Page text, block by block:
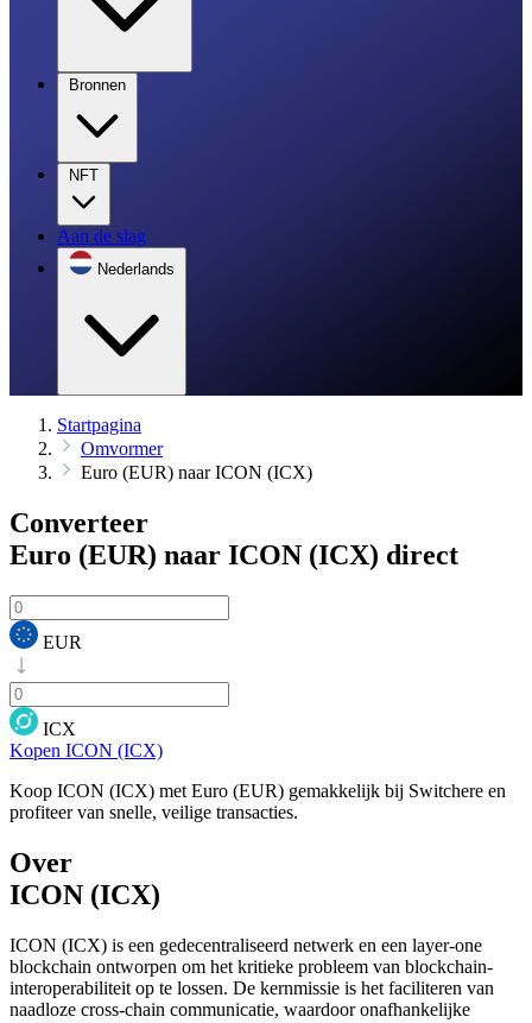
Bronnen
NFT
Aan de slag
Nederlands
Startpagina
Omvormer
Euro (EUR) naar ICON (ICX)
Converteer
Euro (EUR) naar ICON (ICX) direct
EUR
ICX
Kopen ICON (ICX)
Koop ICON (ICX) met Euro (EUR) gemakkelijk bij Switchere en
profiteer van snelle, veilige transacties.
Over
ICON (ICX)
ICON (ICX) is een gedecentraliseerd netwerk en een layer-one
blockchain ontworpen om het kritieke probleem van blockchain-
interoperabiliteit op te lossen. De kernmissie is het faciliteren van
naadloze cross-chain communicatie, waardoor onafhankelijke